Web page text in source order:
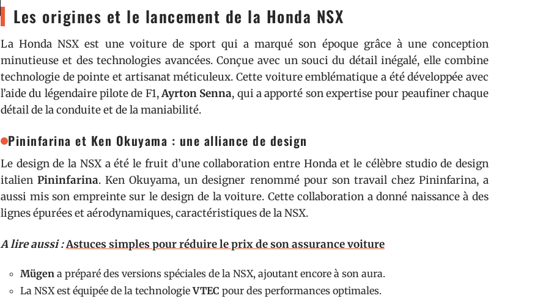
Les origines et le lancement de la Honda NSX
La Honda NSX est une voiture de sport qui a marqué son époque grâce à une conception
minutieuse et des technologies avancées. Conçue avec un souci du détail inégalé, elle combine
technologie de pointe et artisanat méticuleux. Cette voiture emblématique a été développée avec
l’aide du légendaire pilote de F1,Ayrton Senna, qui a apporté son expertise pour peaufiner chaque
détail de la conduite et de la maniabilité.
Pininfarina et Ken Okuyama : une alliance de design
Le design de la NSX a été le fruit d’une collaboration entre Honda et le célèbre studio de design
italienPininfarina. Ken Okuyama, un designer renommé pour son travail chez Pininfarina, a
aussi mis son empreinte sur le design de la voiture. Cette collaboration a donné naissance à des
lignes épurées et aérodynamiques, caractéristiques de la NSX.
A lire aussi :Astuces simples pour réduire le prix de son assurance voiture
Mügen a préparé des versions spéciales de la NSX, ajoutant encore à son aura.
La NSX est équipée de la technologieVTEC pour des performances optimales.